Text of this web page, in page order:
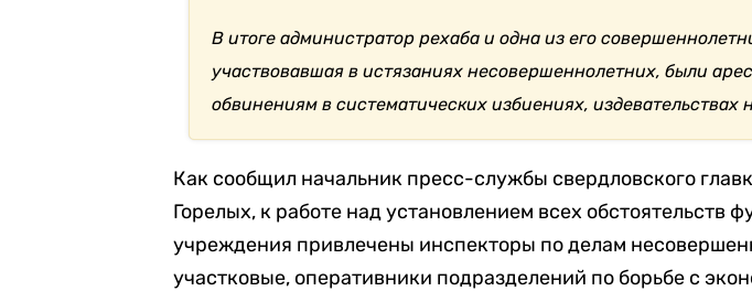
В итоге администратор рехаба и одна из его
участвовавшая в истязаниях несовершеннолетних, были
обвинениям в систематических избиениях, издевательствах
Как сообщил начальник пресс-службы свердловского
Горелых, к работе над установлением всех обстоятельств
учреждения привлечены инспекторы по делам
участковые, оперативники подразделений по борьбе с